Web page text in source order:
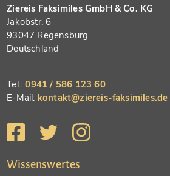
Ziereis Faksimiles GmbH & Co. KG
Jakobstr. 6
93047 Regensburg
Deutschland
Tel.:0941 / 586 123 60
E-Mail: kontakt@ziereis-faksimiles.de
Wissenswertes